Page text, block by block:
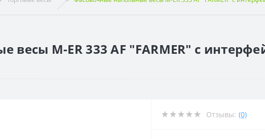
M-ER 333 AF "FARMER" с
Отзывы: (0)